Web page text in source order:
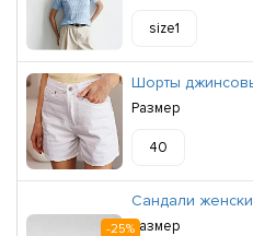
size1
Шорты
Размер
40
-25%
Сандали
Размер